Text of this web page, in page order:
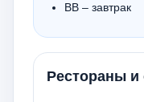
BB – завтрак
Рестораны и